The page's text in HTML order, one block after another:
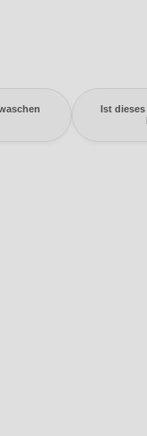
Ist